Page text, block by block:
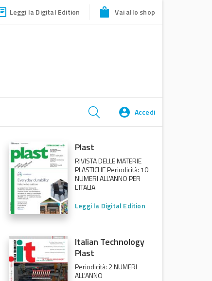
Leggi la Digital Edition Vai allo shop
Accedi
Plast
RIVISTA DELLE MATERIE
PLASTICHE Periodicità: 10
NUMERI ALL'ANNO PER
L'ITALIA
Leggi la Digital Edition
Italian Technology
Plast
Periodicità: 2 NUMERI
ALL'ANNO